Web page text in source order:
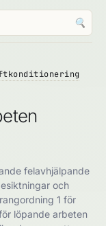
🔍
felavhjälpande
och
1 för
löpande arbeten